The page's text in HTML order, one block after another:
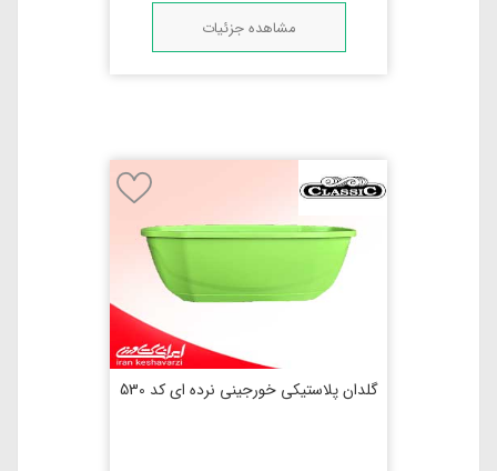
مشاهده جزئیات
گلدان پلاستیکی خورجینی نرده ای کد 530